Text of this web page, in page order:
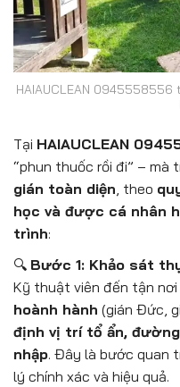
HAIAUCLEAN
Tại HAIAUCLEAN
“phun thuốc rồi đi” – mà
gián toàn diện, theo
học và được cá nhân
trình:
🔍 Bước 1: Khảo sát
Kỹ thuật viên đến tận nơi
hoành hành (gián Đức,
định vị trí tổ ẩn,
nhập. Đây là bước quan
lý chính xác và hiệu quả.